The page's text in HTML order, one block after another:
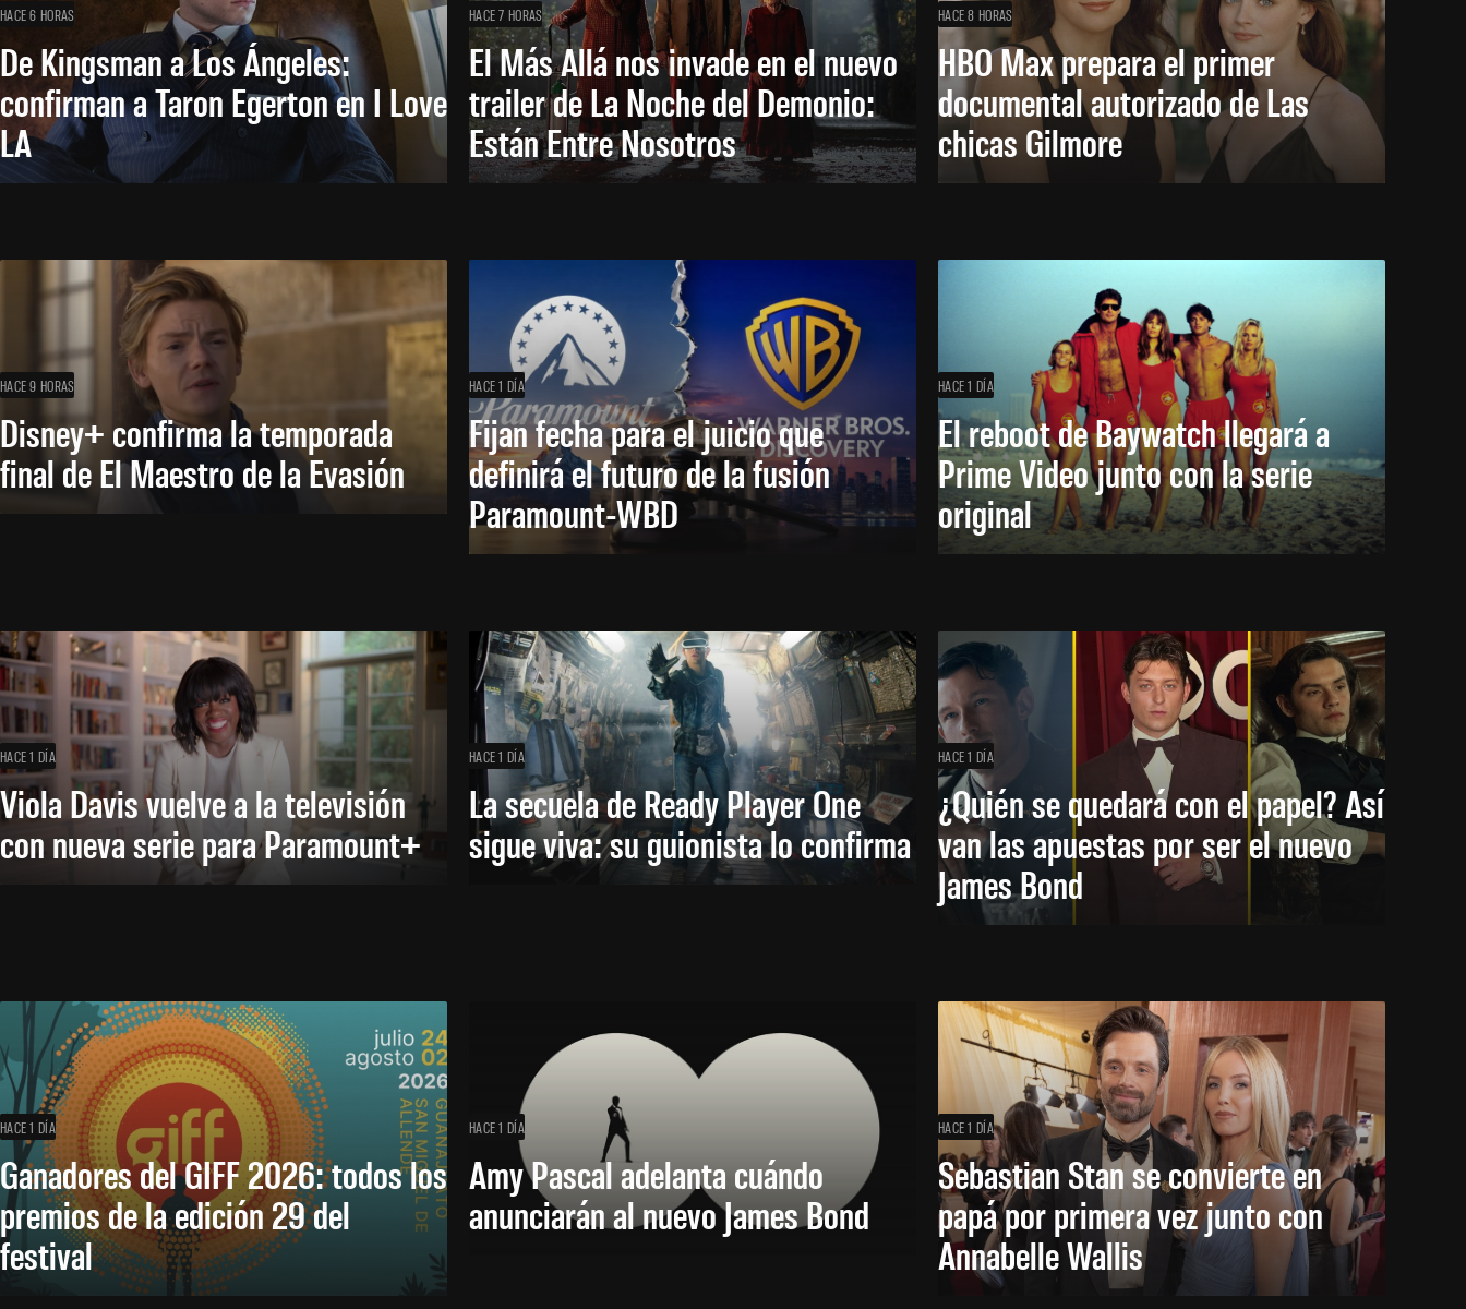
HACE 6 HORAS
De Kingsman a Los Ángeles:
confirman a Taron Egerton en I Love
LA
HACE 7 HORAS
El Más Allá nos invade en el nuevo
trailer de La Noche del Demonio:
Están Entre Nosotros
HACE 8 HORAS
HBO Max prepara el primer
documental autorizado de Las
chicas Gilmore
HACE 9 HORAS
Disney+ confirma la temporada
final de El Maestro de la Evasión
HACE 1 DÍA
Fijan fecha para el juicio que
definirá el futuro de la fusión
Paramount-WBD
HACE 1 DÍA
El reboot de Baywatch llegará a
Prime Video junto con la serie
original
HACE 1 DÍA
Viola Davis vuelve a la televisión
con nueva serie para Paramount+
HACE 1 DÍA
La secuela de Ready Player One
sigue viva: su guionista lo confirma
HACE 1 DÍA
¿Quién se quedará con el papel? Así
van las apuestas por ser el nuevo
James Bond
HACE 1 DÍA
Ganadores del GIFF 2026: todos los
premios de la edición 29 del
festival
HACE 1 DÍA
Amy Pascal adelanta cuándo
anunciarán al nuevo James Bond
HACE 1 DÍA
Sebastian Stan se convierte en
papá por primera vez junto con
Annabelle Wallis